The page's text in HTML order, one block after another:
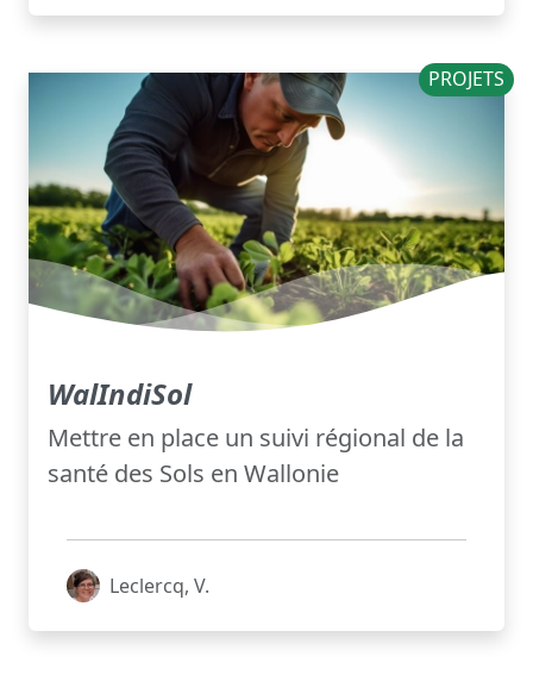
PROJETS
WalIndiSol
Mettre en place un suivi régional de la
santé des Sols en Wallonie
Leclercq, V.